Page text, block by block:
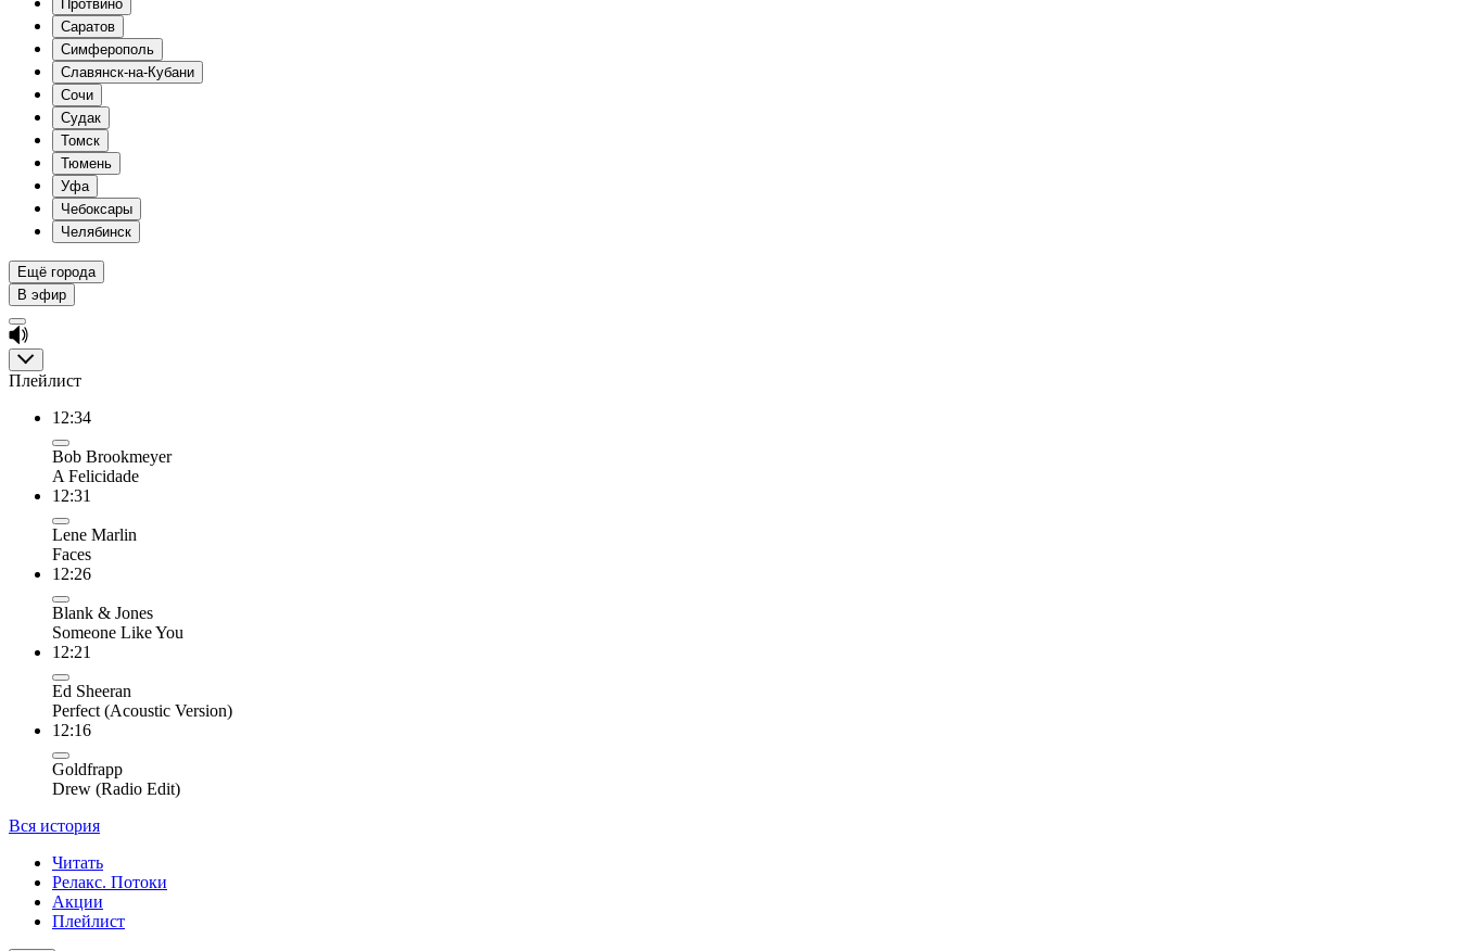
Протвино
Саратов
Симферополь
Славянск-на-Кубани
Сочи
Судак
Томск
Тюмень
Уфа
Чебоксары
Челябинск
Ещё города
В эфир
Плейлист
12:34
Bob Brookmeyer
A Felicidade
12:31
Lene Marlin
Faces
12:26
Blank & Jones
Someone Like You
12:21
Ed Sheeran
Perfect (Acoustic Version)
12:16
Goldfrapp
Drew (Radio Edit)
Вся история
Читать
Релакс. Потоки
Акции
Плейлист